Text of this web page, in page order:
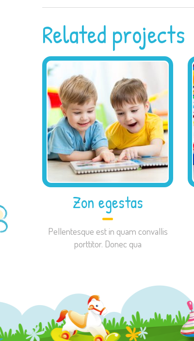
Related projects
Zon egestas
Pellentesque est in quam convallis
porttitor. Donec qua